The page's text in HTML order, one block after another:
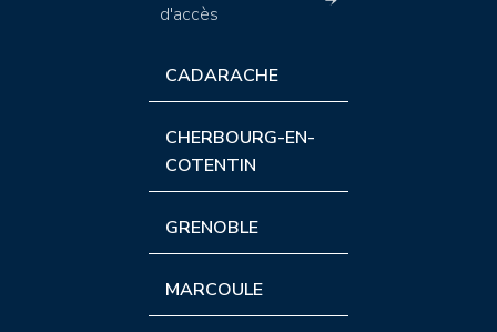
d'accès
CADARACHE
CHERBOURG-EN-
COTENTIN
GRENOBLE
MARCOULE